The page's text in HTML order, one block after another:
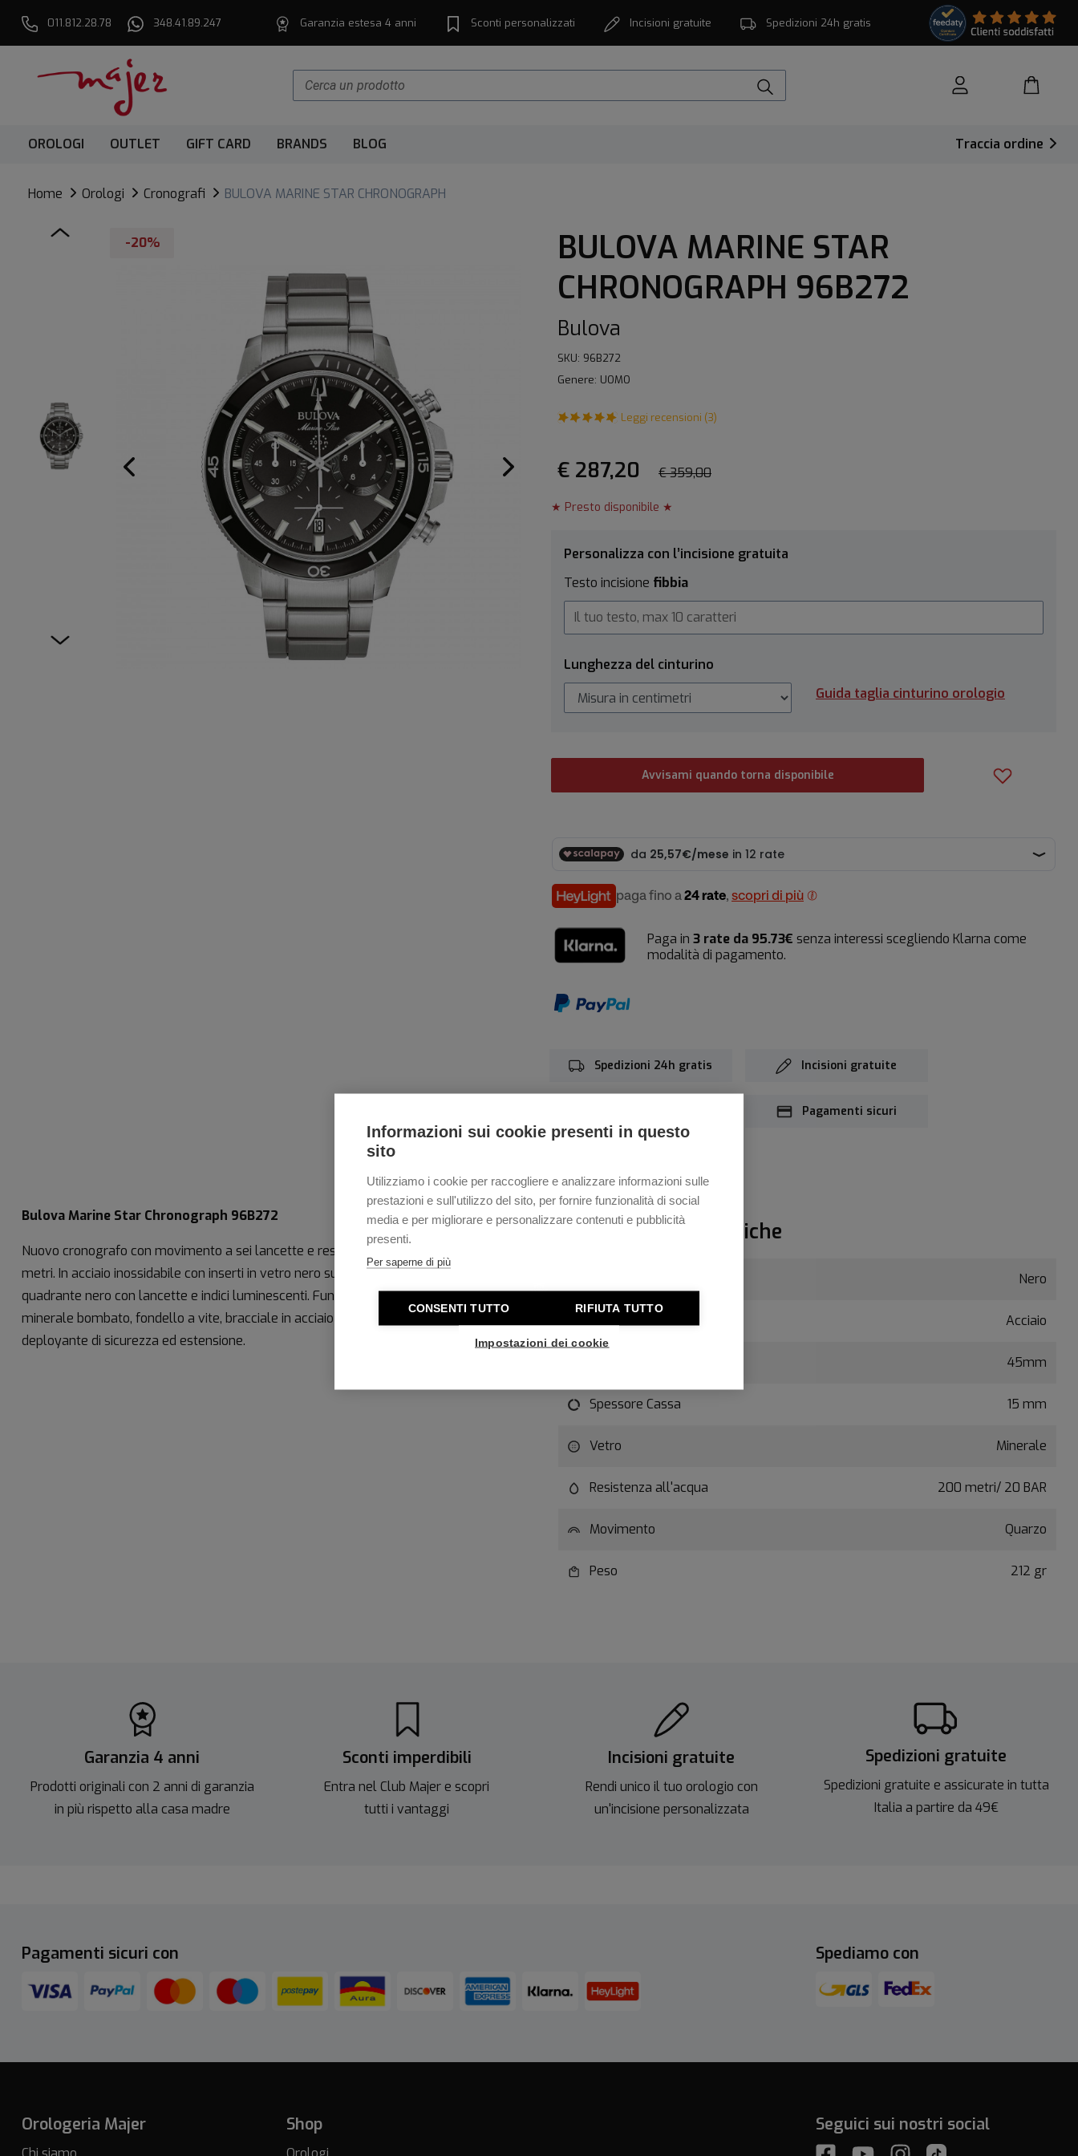
Informazioni sui cookie presenti in questo
sito
Utilizziamo i cookie per raccogliere e analizzare informazioni sulle
prestazioni e sull'utilizzo del sito, per fornire funzionalità di social
media e per migliorare e personalizzare contenuti e pubblicità
presenti.
Per saperne di più
CONSENTI TUTTO RIFIUTA TUTTO
Impostazioni dei cookie
011.812.28.78 348.41.89.247 Garanzia estesa 4 anni Sconti personalizzati Incisioni gratuite Spedizioni 24h gratis
OROLOGI OUTLET GIFT CARD BRANDS BLOG Traccia ordine
Home Orologi Cronografi BULOVA MARINE STAR CHRONOGRAPH
-20%
BULOVA MARINE STAR
CHRONOGRAPH 96B272
Bulova
SKU: 96B272
Genere: UOMO
Leggi recensioni (3)
€ 287,20 € 359,00
★ Presto disponibile ★
Personalizza con l’incisione gratuita
Testo incisione fibbia
Lunghezza del cinturino
Guida taglia cinturino orologio
Avvisami quando torna disponibile
paga fino a24 rate, scopri di più
Paga in 3 rate da 95.73€ senza interessi scegliendo Klarna come
modalità di pagamento.
Spedizioni 24h gratis Incisioni gratuite
Pagamenti sicuri
Bulova Marine Star Chronograph 96B272
Nuovo cronografo con movimento a sei lancette e resistenza all'acqua fino a 200
metri. In acciaio inossidabile con inserti in vetro nero su lunetta rotante a cremagliera,
quadrante nero con lancette e indici luminescenti. Funzione calendario, cristallo
minerale bombato, fondello a vite, bracciale in acciaio inossidabile con chiusura a fibbia
deployante di sicurezza ed estensione.
Caratteristiche tecniche
Nero
Acciaio
45mm
Spessore Cassa 15 mm
Vetro Minerale
Resistenza all'acqua 200 metri/ 20 BAR
Movimento Quarzo
Peso 212 gr
Garanzia 4 anni
Prodotti originali con 2 anni di garanzia
in più rispetto alla casa madre
Sconti imperdibili
Entra nel Club Majer e scopri
tutti i vantaggi
Incisioni gratuite
Rendi unico il tuo orologio con
un'incisione personalizzata
Spedizioni gratuite
Spedizioni gratuite e assicurate in tutta
Italia a partire da 49€
Pagamenti sicuri con Spediamo con
Orologeria Majer Shop Seguici sui nostri social